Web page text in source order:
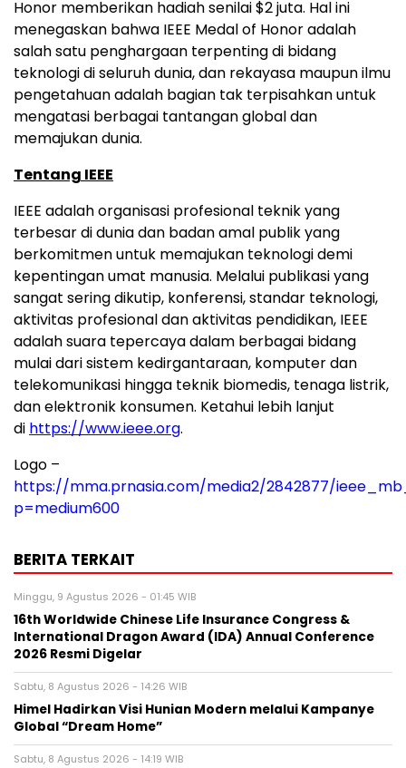
Honor memberikan hadiah senilai$2juta. Hal ini
menegaskan bahwa IEEE Medal of Honor adalah
salah satu penghargaan terpenting di bidang
teknologi di seluruh dunia, dan rekayasa maupun ilmu
pengetahuan adalah bagian tak terpisahkan untuk
mengatasi berbagai tantangan global dan
memajukan dunia.
Tentang IEEE
IEEE adalah organisasi profesional teknik yang
terbesar di dunia dan badan amal publik yang
berkomitmen untuk memajukan teknologi demi
kepentingan umat manusia. Melalui publikasi yang
sangat sering dikutip, konferensi, standar teknologi,
aktivitas profesional dan aktivitas pendidikan, IEEE
adalah suara tepercaya dalam berbagai bidang
mulai dari sistem kedirgantaraan, komputer dan
telekomunikasi hingga teknik biomedis, tenaga listrik,
dan elektronik konsumen. Ketahui lebih lanjut
di https://www.ieee.org.
Logo –
https://mma.prnasia.com/media2/2842877/
p=medium600
BERITA TERKAIT
Minggu, 9 Agustus 2026 - 01:45 WIB
16th Worldwide Chinese Life Insurance Congress &
International Dragon Award (IDA) Annual Conference
2026 Resmi Digelar
Sabtu, 8 Agustus 2026 - 14:26 WIB
Himel Hadirkan Visi Hunian Modern melalui Kampanye
Global “Dream Home”
Sabtu, 8 Agustus 2026 - 14:19 WIB